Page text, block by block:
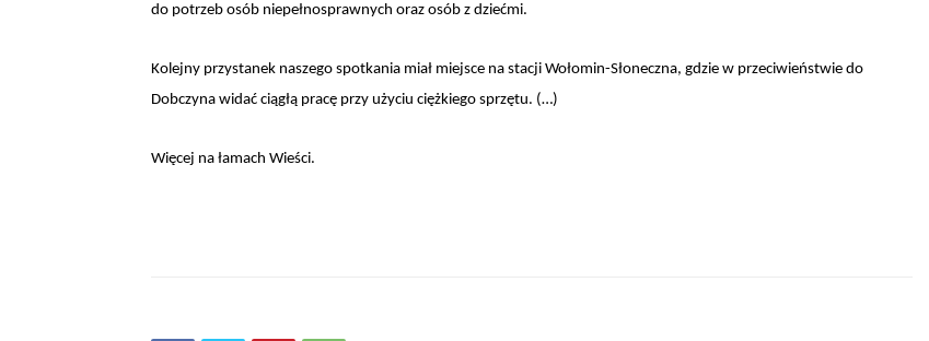
do potrzeb osób niepełnosprawnych oraz osób z dziećmi.
Kolejny przystanek naszego spotkania miał miejsce na stacji Wołomin-Słoneczna, gdzie w przeciwieństwie do
Dobczyna widać ciągłą pracę przy użyciu ciężkiego sprzętu. (…)
Więcej na łamach Wieści.